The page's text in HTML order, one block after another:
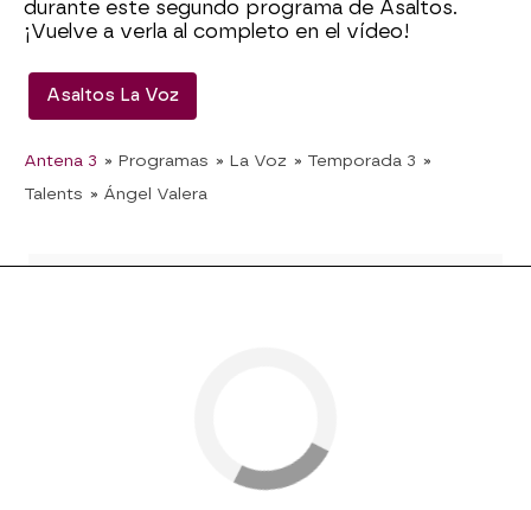
durante este segundo programa de Asaltos.
¡Vuelve a verla al completo en el vídeo!
Asaltos La Voz
Antena 3 » Programas » La Voz » Temporada 3 »
Talents » Ángel Valera